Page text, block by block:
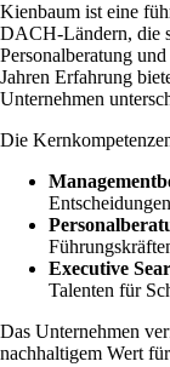
Kienbaum ist eine
DACH-Ländern, die
Personalberatung
Jahren Erfahrung
Unternehmen
Die
Executive
Talenten für
Das Unternehmen
nachhaltigem Wert